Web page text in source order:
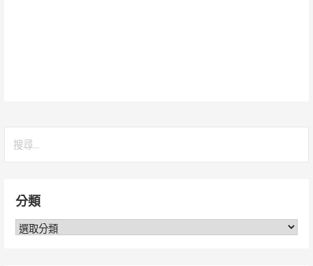
字:分類
分